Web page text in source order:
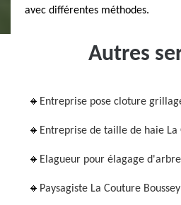
avec différentes méthodes.
Autres
Entreprise pose cloture
Entreprise de taille de haie La
Elagueur pour élagage
Paysagiste La Couture Boussey